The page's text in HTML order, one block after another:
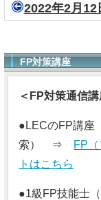
2022年2月
FP対策講座
＜FP対策通信講
●LECのFP講座
索） ⇒
FP
トはこちら
●1級FP技能士